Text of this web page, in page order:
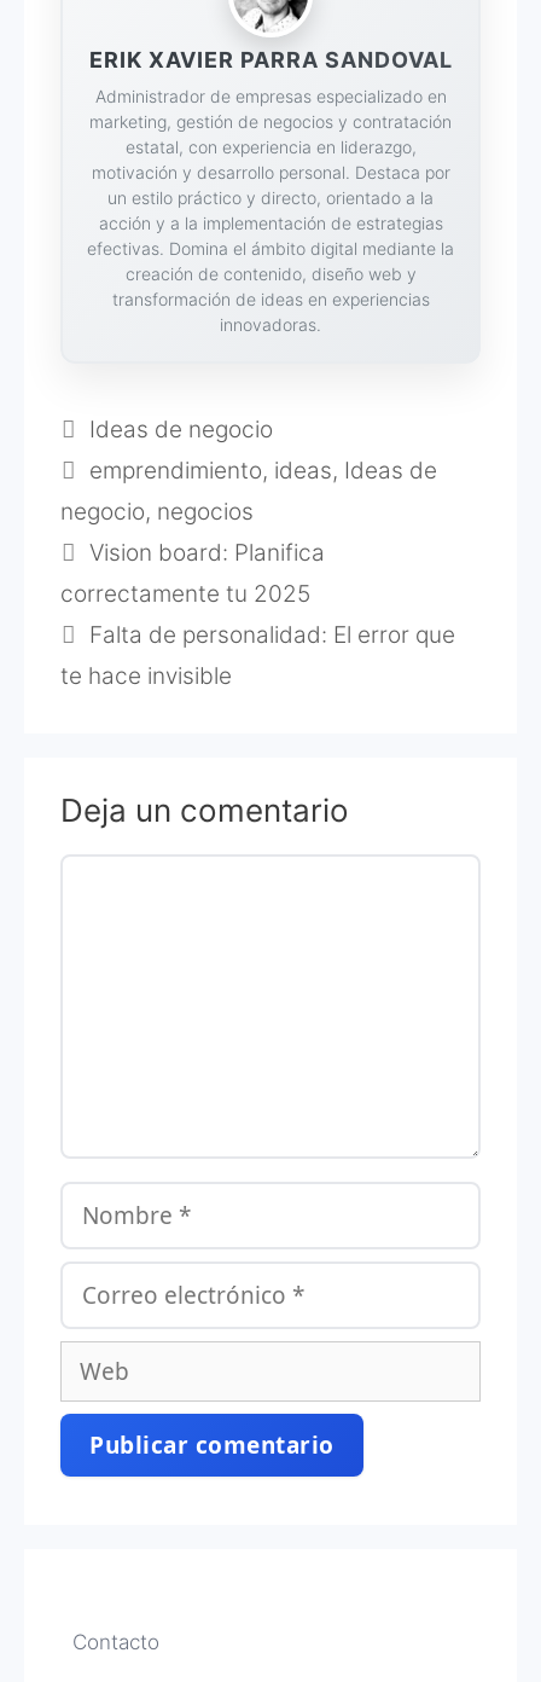
ERIK XAVIER PARRA SANDOVAL
Administrador de empresas especializado en
marketing, gestión de negocios y contratación
estatal, con experiencia en liderazgo,
motivación y desarrollo personal. Destaca por
un estilo práctico y directo, orientado a la
acción y a la implementación de estrategias
efectivas. Domina el ámbito digital mediante la
creación de contenido, diseño web y
transformación de ideas en experiencias
innovadoras.
Categorías
Ideas de negocio
Etiquetas
emprendimiento, ideas, Ideas de
negocio, negocios
Vision board: Planifica
correctamente tu 2025
Falta de personalidad: El error que
te hace invisible
Deja un comentario
Web
Contacto